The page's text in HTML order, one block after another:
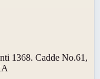
1368. Cadde No.61,